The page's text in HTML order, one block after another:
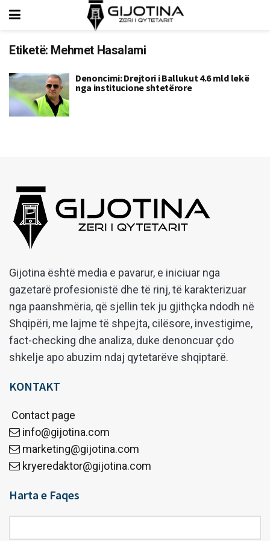
Etiketë: Mehmet Hasalami
Denoncimi: Drejtori i Ballukut 4.6 mld lekë
nga institucione shtetërore
Gijotina është media e pavarur, e iniciuar nga
gazetarë profesionistë dhe të rinj, të karakterizuar
nga paanshmëria, që sjellin tek ju gjithçka ndodh në
Shqipëri, me lajme të shpejta, cilësore, investigime,
fact-checking dhe analiza, duke denoncuar çdo
shkelje apo abuzim ndaj qytetarëve shqiptarë.
KONTAKT
Contact page
info@gijotina.com
marketing@gijotina.com
kryeredaktor@gijotina.com
Harta e Faqes